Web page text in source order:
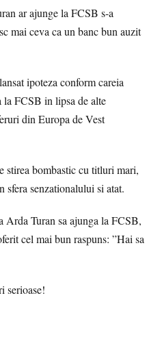
ar ajunge la FCSB s-a
mai ceva ca un banc bun auzit
ipoteza conform careia
la FCSB in lipsa de alte
din Europa de Vest
stirea bombastic cu titluri mari,
sfera senzationalului si atat.
Arda Turan sa ajunga la FCSB,
cel mai bun raspuns: ”Hai sa
serioase!